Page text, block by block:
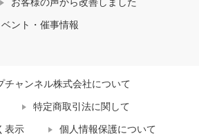
お客様の声から改善しました
ベント・催事情報
チャンネル株式会社について
特定商取引法に関して
表示 個人情報保護について